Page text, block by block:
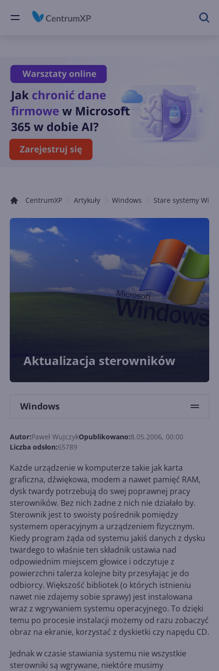
CentrumXP Artykuły Windows Stare systemy
Aktualizacja sterowników
Windows
Autor:Paweł WujczykOpublikowano:8.05.2006, 00:00
Liczba odsłon:65789
Każde urządzenie w komputerze takie jak karta
graficzna, dźwiękowa, modem a nawet pamięć RAM,
dysk twardy potrzebują do swej poprawnej pracy
sterowników. Bez nich żadne z nich nie działało by.
Sterownik jest to swoisty pośrednik pomiędzy
systemem operacyjnym a urządzeniem fizycznym.
Kiedy program żąda od systemu jakiś danych z dysku
twardego to właśnie ten składnik ustawia nad
odpowiednim miejscem głowice i odczytuje z
powierzchni talerza kolejne bity przesyłając je do
odbiorcy. Większość bibliotek (o których istnieniu
nawet nie zdajemy sobie sprawy) jest instalowana
wraz z wgrywaniem systemu operacyjnego. To dzięki
temu po procesie instalacji możemy od razu zobaczyć
obraz na ekranie, korzystać z dyskietki czy napędu CD.
Jednak w czasie stawiania systemu nie wszystkie
sterowniki są wgrywane, niektóre musimy